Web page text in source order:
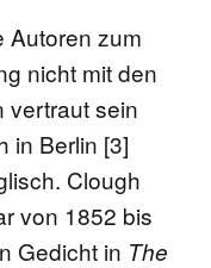
Autoren zum
nicht mit den
vertraut sein
in Berlin [3]
Clough
von 1852 bis
Gedicht in The